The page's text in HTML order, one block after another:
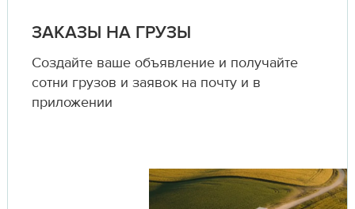
ЗАКАЗЫ НА ГРУЗЫ
Создайте ваше объявление и получайте
сотни грузов и заявок на почту и в
приложении